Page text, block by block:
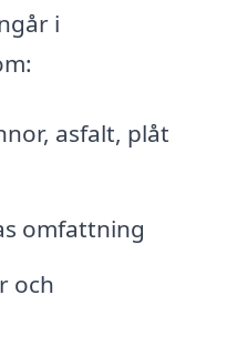
i
asfalt, plåt
omfattning
och